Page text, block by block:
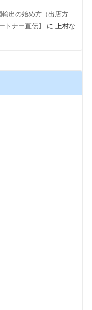
輸出の始め方（出店方
トナー直伝】
に
上村な